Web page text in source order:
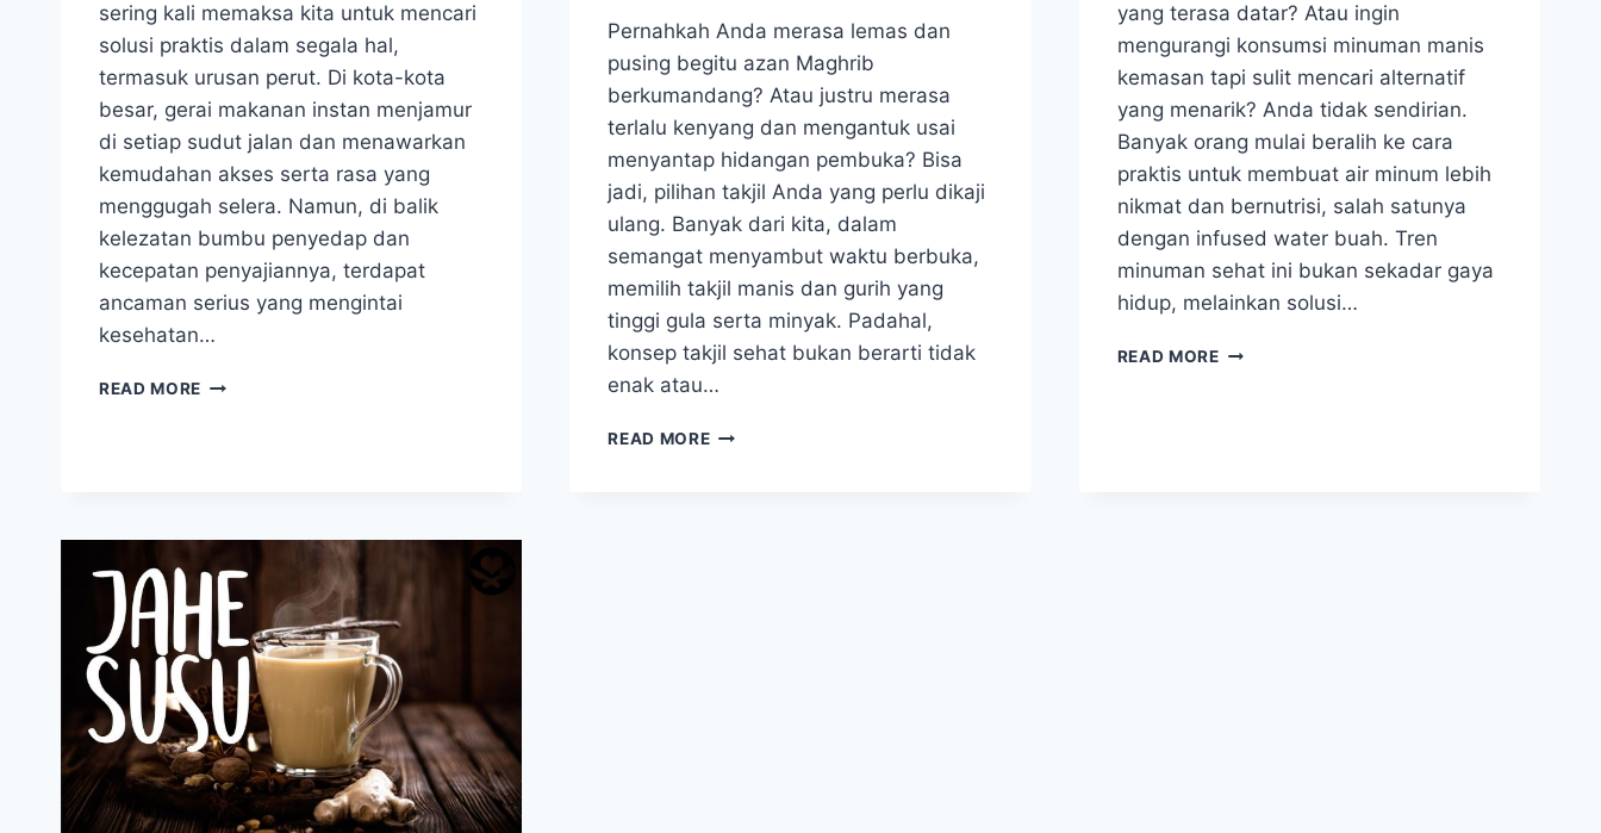
sering kali memaksa kita untuk mencari
solusi praktis dalam segala hal,
termasuk urusan perut. Di kota-kota
besar, gerai makanan instan menjamur
di setiap sudut jalan dan menawarkan
kemudahan akses serta rasa yang
menggugah selera. Namun, di balik
kelezatan bumbu penyedap dan
kecepatan penyajiannya, terdapat
ancaman serius yang mengintai
kesehatan…
READ MORE BAHAYA
SEKARANG!
Pernahkah Anda merasa lemas dan
pusing begitu azan Maghrib
berkumandang? Atau justru merasa
terlalu kenyang dan mengantuk usai
menyantap hidangan pembuka? Bisa
jadi, pilihan takjil Anda yang perlu dikaji
ulang. Banyak dari kita, dalam
semangat menyambut waktu berbuka,
memilih takjil manis dan gurih yang
tinggi gula serta minyak. Padahal,
konsep takjil sehat bukan berarti tidak
enak atau…
READ MORETAKJIL
yang terasa datar? Atau ingin
mengurangi konsumsi minuman manis
kemasan tapi sulit mencari alternatif
yang menarik? Anda tidak sendirian.
Banyak orang mulai beralih ke cara
praktis untuk membuat air minum lebih
nikmat dan bernutrisi, salah satunya
dengan infused water buah. Tren
minuman sehat ini bukan sekadar gaya
hidup, melainkan solusi…
READ MOREINFUSED